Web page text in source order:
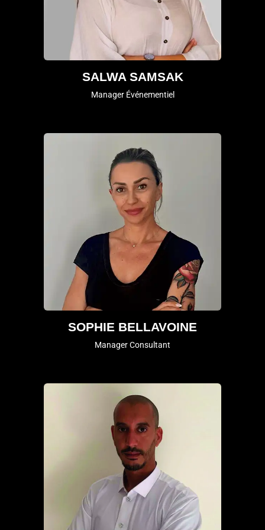
SALWA SAMSAK
Manager Événementiel
SOPHIE BELLAVOINE
Manager Consultant